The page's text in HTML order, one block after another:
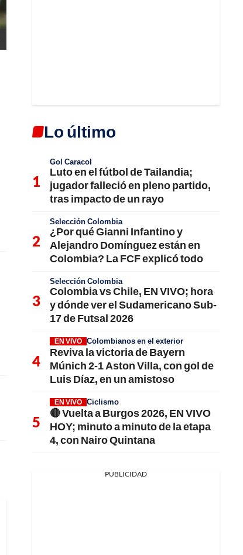
Lo último
Gol Caracol
Luto en el fútbol de Tailandia;
jugador falleció en pleno partido,
tras impacto de un rayo
Selección Colombia
¿Por qué Gianni Infantino y
Alejandro Domínguez están en
Colombia? La FCF explicó todo
Selección Colombia
Colombia vs Chile, EN VIVO; hora
y dónde ver el Sudamericano Sub-
17 de Futsal 2026
EN VIVO Colombianos en el exterior
Reviva la victoria de Bayern
Múnich 2-1 Aston Villa, con gol de
Luis Díaz, en un amistoso
EN VIVO Ciclismo
🔴 Vuelta a Burgos 2026, EN VIVO
HOY; minuto a minuto de la etapa
4, con Nairo Quintana
PUBLICIDAD